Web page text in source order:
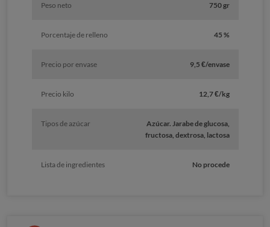
Peso neto 750 gr
Porcentaje de relleno 45 %
Precio por envase 9,5 €/envase
Precio kilo 12,7 €/kg
Tipos de azúcar
Azúcar. Jarabe de glucosa,
fructosa, dextrosa, lactosa
Lista de ingredientes No procede